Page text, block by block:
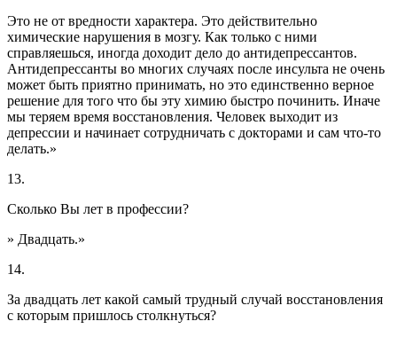
Это не от вредности характера. Это действительно
химические нарушения в мозгу. Как только с ними
справляешься, иногда доходит дело до антидепрессантов.
Антидепрессанты во многих случаях после инсульта не очень
может быть приятно принимать, но это единственно верное
решение для того что бы эту химию быстро починить. Иначе
мы теряем время восстановления. Человек выходит из
депрессии и начинает сотрудничать с докторами и сам что-то
делать.»
13.
Сколько Вы лет в профессии?
» Двадцать.»
14.
За двадцать лет какой самый трудный случай восстановления
с которым пришлось столкнуться?